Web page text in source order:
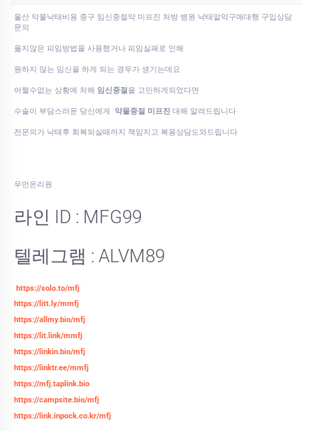
울산 약물낙태비용 중구 임신중절약 미프진 처방 병원 낙태알약구매대행 구입상담
문의
옳지않은 피임방법을 사용했거나 피임실패로 인해
원하지 않는 임신을 하게 되는 경우가 생기는데요
어쩔수없는 상황에 처해 임신중절을 고민하게되었다면
수술이 부담스러운 당신에게 약물중절 미프진 대해 알려드립니다
전문의가 낙태후 회복되실때까지 책임지고 복용상담도와드립니다
우먼온리원
라인 ID : MFG99
텔레그램 : ALVM89
https://solo.to/mfj
https://litt.ly/mmfj
https://allmy.bio/mfj
https://lit.link/mmfj
https://linkin.bio/mfj
https://linktr.ee/mmfj
https://mfj.taplink.bio
https://campsite.bio/mfj
https://link.inpock.co.kr/mfj